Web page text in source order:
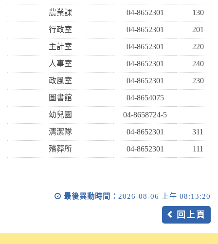
農業課 04-8652301 130
行政室 04-8652301 201
主計室 04-8652301 220
人事室 04-8652301 240
政風室 04-8652301 230
圖書館 04-8654075
幼兒園 04-8658724-5
清潔隊 04-8652301 311
殯葬所 04-8652301 111
最後異動時間： 2026-08-06 上午 08:13:20
回上頁